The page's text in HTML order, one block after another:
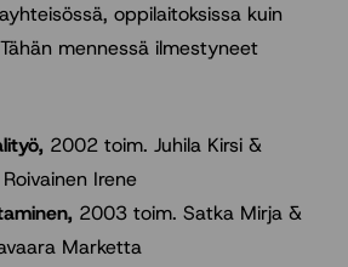
oppilaitoksissa kuin
mennessä ilmestyneet
2002 toim. Juhila Kirsi &
Irene
2003 toim. Satka Mirja &
Marketta